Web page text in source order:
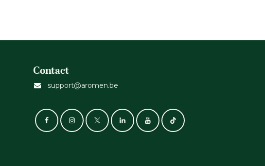
Contact
support@aromen.be